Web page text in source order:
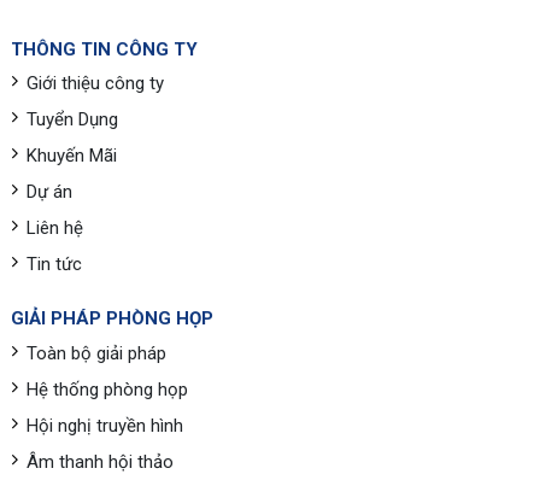
THÔNG TIN CÔNG TY
Giới thiệu công ty
Tuyển Dụng
Khuyến Mãi
Dự án
Liên hệ
Tin tức
GIẢI PHÁP PHÒNG HỌP
Toàn bộ giải pháp
Hệ thống phòng họp
Hội nghị truyền hình
Âm thanh hội thảo